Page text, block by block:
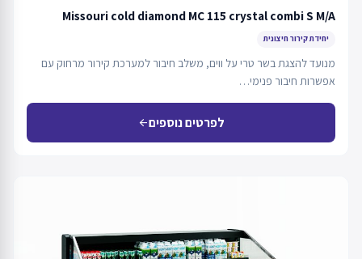
Missouri cold diamond MC 115 crystal combi S M/A
יחידת קירור חיצונית
מנועד להצגת בשר טרי על ווים, משלב חיבור למערכת קירור מרחוק עם
אפשרות חיבור פנימי…
לפרטים נוספיםarrow_back